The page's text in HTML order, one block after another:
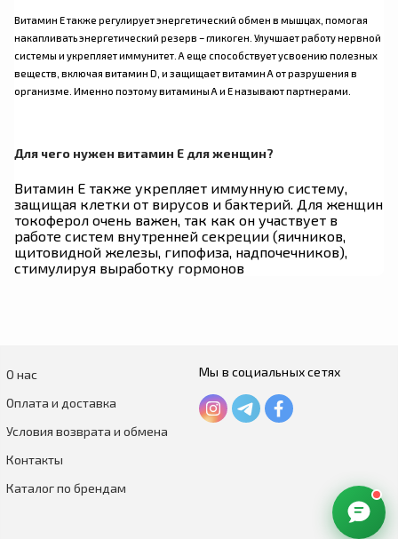
Витамин Е также регулирует энергетический обмен в мышцах, помогая
накапливать энергетический резерв – гликоген. Улучшает работу нервной
системы и укрепляет иммунитет. А еще способствует усвоению полезных
веществ, включая витамин D, и защищает витамин А от разрушения в
организме. Именно поэтому витамины А и Е называют партнерами.
Для чего нужен витамин Е для женщин?
Витамин Е также укрепляет иммунную систему,
защищая клетки от вирусов и бактерий. Для женщин
токоферол очень важен, так как он участвует в
работе систем внутренней секреции (яичников,
щитовидной железы, гипофиза, надпочечников),
стимулируя выработку гормонов
О нас
Оплата и доставка
Условия возврата и обмена
Контакты
Каталог по брендам
Мы в социальных сетях